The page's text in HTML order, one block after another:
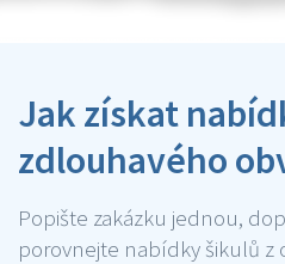
Jak získat
zdlouhavého
Popište zakázku jednou,
porovnejte nabídky šikulů z